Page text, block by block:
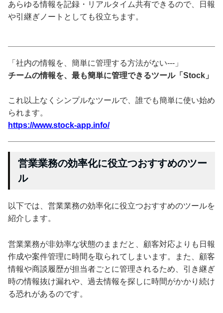
あらゆる情報を記録・リアルタイム共有できるので、日報
や引継ぎノートとしても役立ちます。
「社内の情報を、簡単に管理する方法がない---」
チームの情報を、最も簡単に管理できるツール「Stock」
これ以上なくシンプルなツールで、誰でも簡単に使い始め
られます。
https://www.stock-app.info/
営業業務の効率化に役立つおすすめのツー
ル
以下では、営業業務の効率化に役立つおすすめのツールを
紹介します。
営業業務が非効率な状態のままだと、顧客対応よりも日報
作成や案件管理に時間を取られてしまいます。また、顧客
情報や商談履歴が担当者ごとに管理されるため、引き継ぎ
時の情報抜け漏れや、過去情報を探しに時間がかかり続け
る恐れがあるのです。